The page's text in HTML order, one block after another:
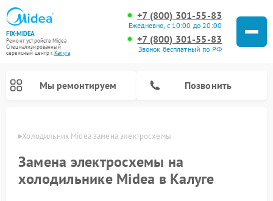
FIX-MIDEA
Ремонт устройств Midea
Специализированный
cервисный центр г.Калуга
+7 (800) 301-55-83
Ежедневно, с 10:00 до 20:00
+7 (800) 301-55-83
Звонок бесплатный по РФ
Мы ремонтируем Позвонить
Холодильник Midea замена электросхемы
Замена электросхемы на
холодильнике Midea в Калуге